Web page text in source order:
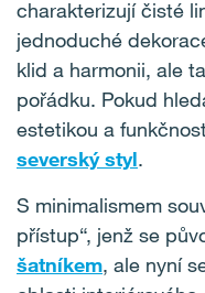
charakterizují čisté
jednoduché
klid a harmonii, ale
pořádku. Pokud
estetikou a
severský styl.
S minimalismem
přístup“, jenž se
šatníkem, ale nyní